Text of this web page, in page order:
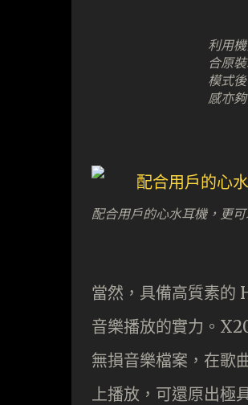
利用
合原
模式
感亦
配合用戶的心水耳機，更
當然，具備高質素的
音樂播放的實力。
無損音樂檔案，在歌
上播放，可還原出極